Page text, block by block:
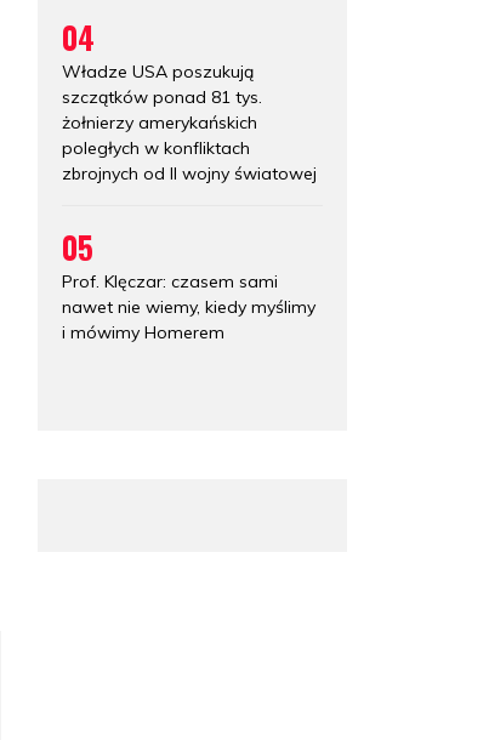
04
Władze USA poszukują
szczątków ponad 81 tys.
żołnierzy amerykańskich
poległych w konfliktach
zbrojnych od II wojny światowej
05
Prof. Klęczar: czasem sami
nawet nie wiemy, kiedy myślimy
i mówimy Homerem